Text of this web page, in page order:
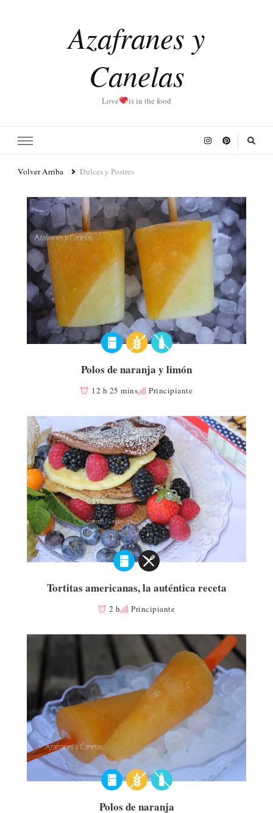
Azafranes y
Canelas
Love is in the food
Volver Arriba Dulces y Postres
Polos de naranja y limón
12 h 25 mins Principiante
Tortitas americanas, la auténtica receta
2 h Principiante
Polos de naranja